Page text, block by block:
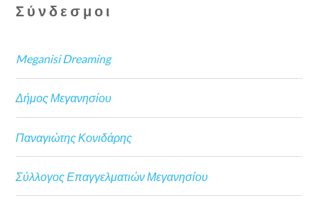
Σύνδεσμοι
Meganisi Dreaming
Δήμος Μεγανησίου
Παναγιώτης Κονιδάρης
Σύλλογος Επαγγελματιών Μεγανησίου